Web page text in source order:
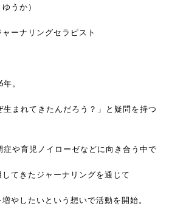
うか）
ーナリングセラピスト
。
まれてきたんだろう？」と疑問を持つ
や育児ノイローゼなどに向き合う中で
てきたジャーナリングを通じて
やしたいという想いで活動を開始。